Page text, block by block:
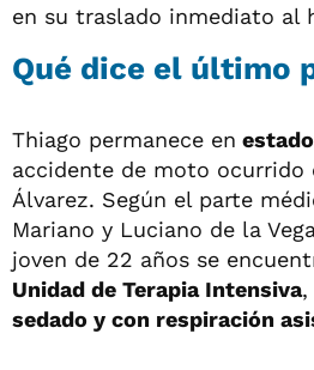
en su traslado inmediato al
Qué dice el último
Thiago permanece en
accidente de moto ocurrido
Álvarez. Según el parte
Mariano y Luciano de la
joven de 22 años se
Unidad de Terapia Intensiva,
sedado y con respiración